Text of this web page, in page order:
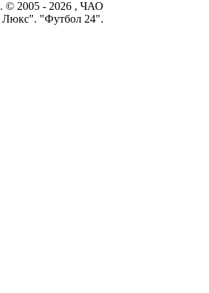
© 2005 - 2026 , ЧАО
Люкс". "Футбол 24".